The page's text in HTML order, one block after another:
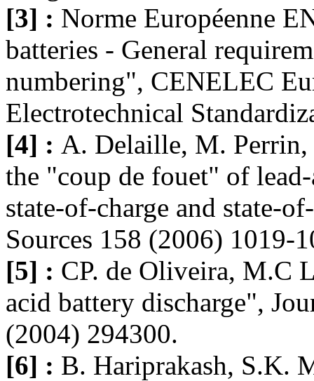
[3] : Norme Européenne
batteries - General
numbering", CENELEC
Electrotechnical
[4] : A. Delaille, M.
the "coup de fouet" of
state-of-charge and state-
Sources 158 (2006) 1019-
[5] : CP. de Oliveira, M.C
acid battery discharge",
(2004) 294300.
[6] : B. Hariprakash, S.K.